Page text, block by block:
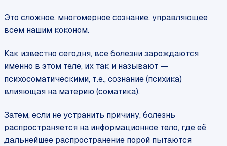
Это сложное, многомерное сознание, управляющее
всем нашим коконом.
Как известно сегодня, все болезни зарождаются
именно в этом теле, их так и называют —
психосоматическими, т.е., сознание (психика)
влияющая на материю (соматика).
Затем, если не устранить причину, болезнь
распространяется на информационное тело, где её
дальнейшее распространение порой пытаются